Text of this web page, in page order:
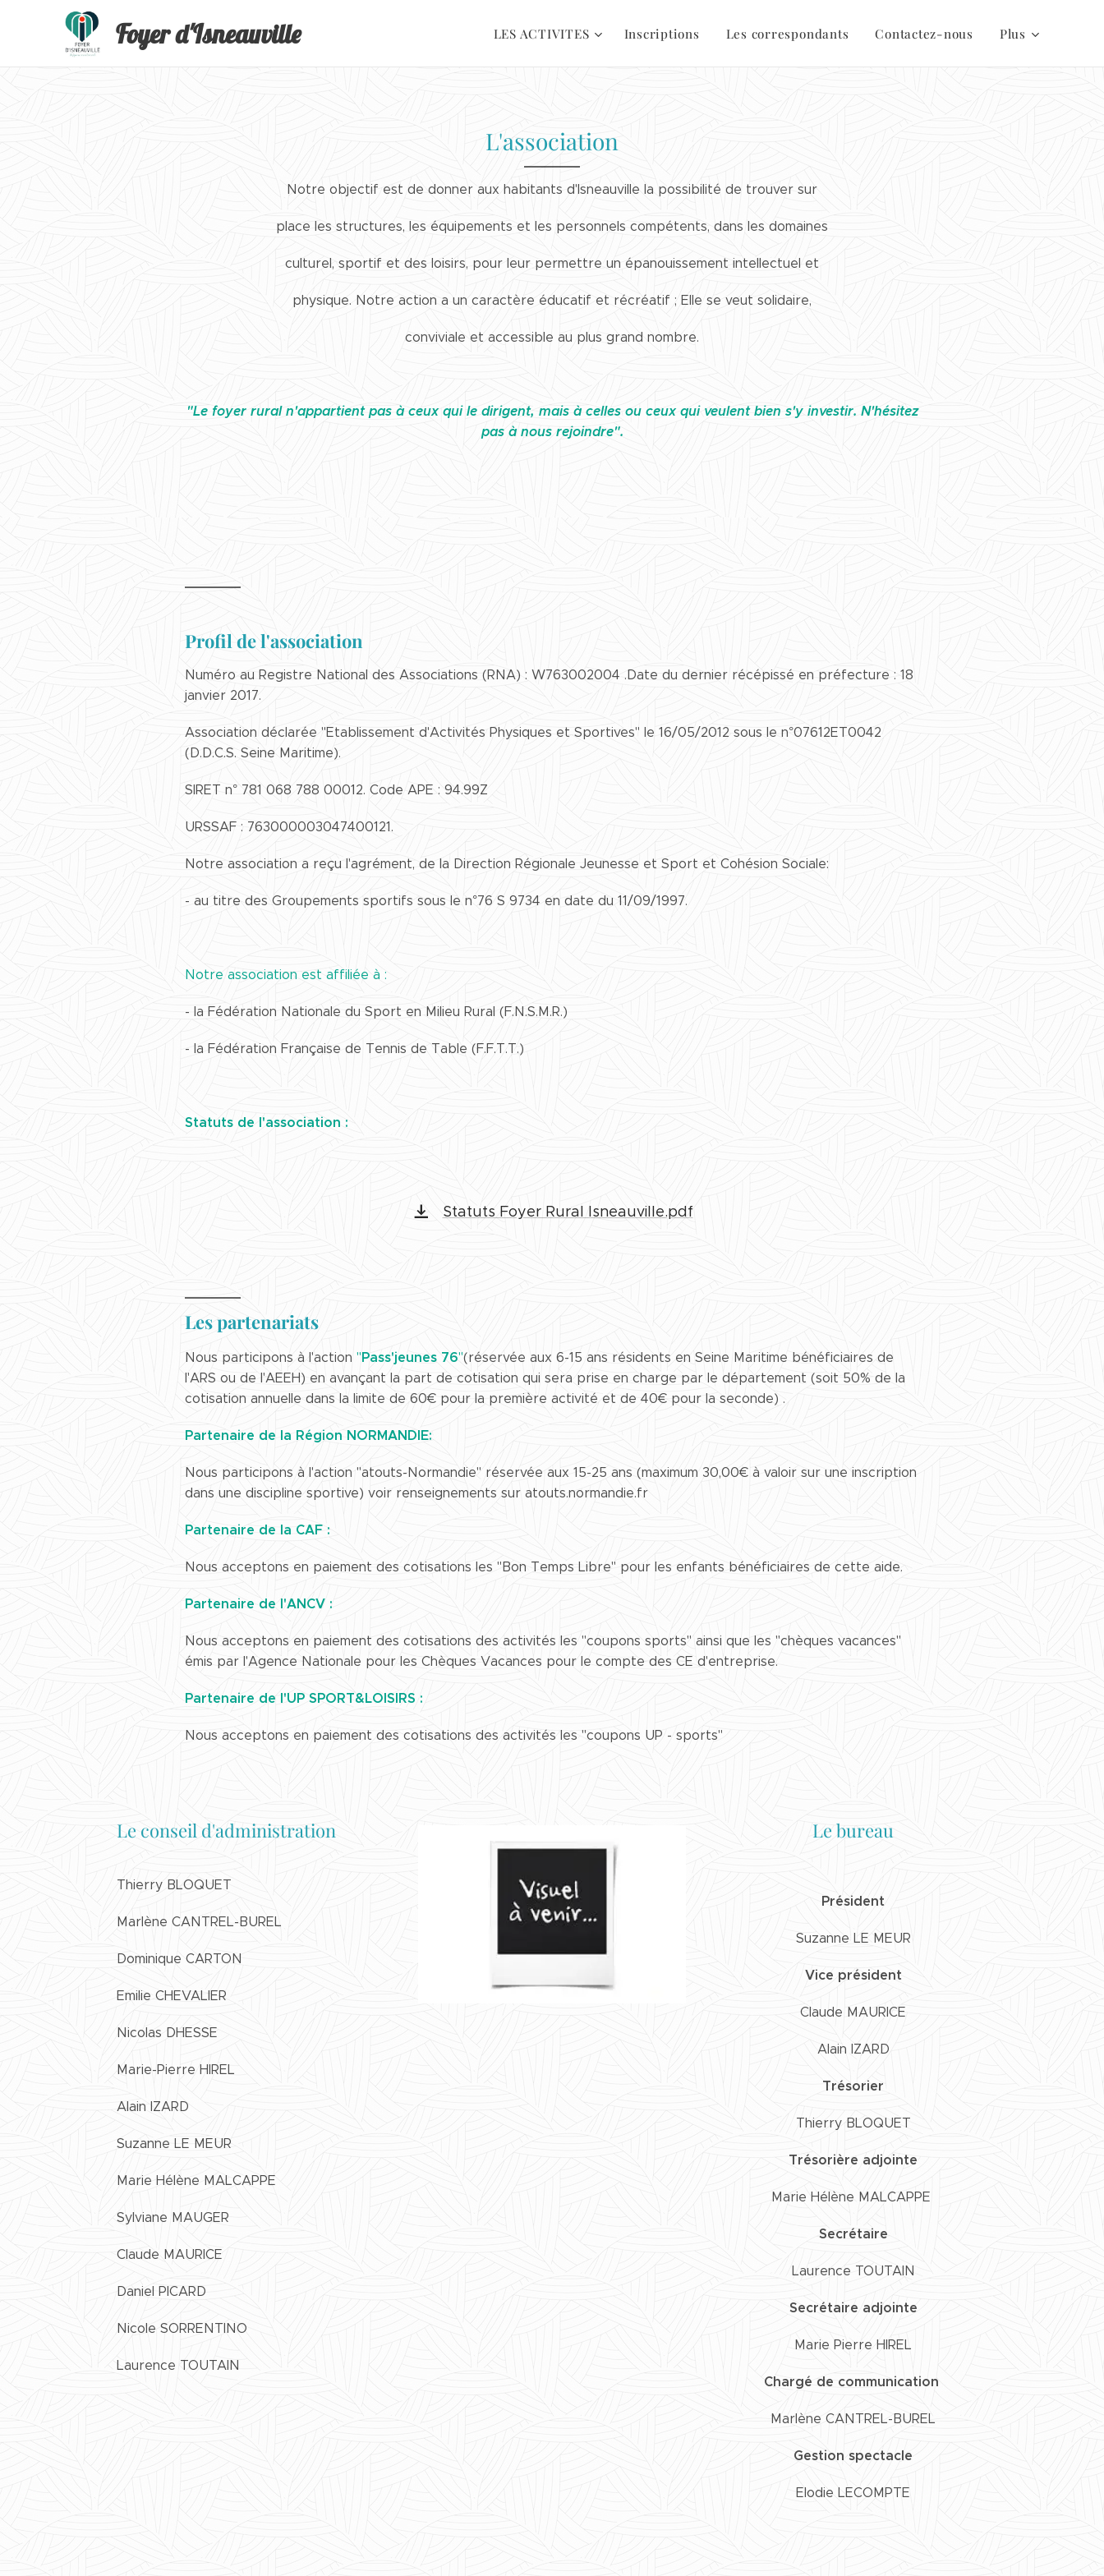
Foyer d'Isneauville LES ACTIVITES Inscriptions Les correspondants Contactez-nous Plus
L'association
Notre objectif est de donner aux habitants d'Isneauville la possibilité de trouver sur
place les structures, les équipements et les personnels compétents, dans les domaines
culturel, sportif et des loisirs, pour leur permettre un épanouissement intellectuel et
physique. Notre action a un caractère éducatif et récréatif ; Elle se veut solidaire,
conviviale et accessible au plus grand nombre.
"Le foyer rural n'appartient pas à ceux qui le dirigent, mais à celles ou ceux qui veulent bien s'y investir. N'hésitez
pas à nous rejoindre".
Profil de l'association
Numéro au Registre National des Associations (RNA) : W763002004 .Date du dernier récépissé en préfecture : 18
janvier 2017.
Association déclarée "Etablissement d'Activités Physiques et Sportives" le 16/05/2012 sous le n°07612ET0042
(D.D.C.S. Seine Maritime).
SIRET n° 781 068 788 00012. Code APE : 94.99Z
URSSAF : 763000003047400121.
Notre association a reçu l'agrément, de la Direction Régionale Jeunesse et Sport et Cohésion Sociale:
- au titre des Groupements sportifs sous le n°76 S 9734 en date du 11/09/1997.
Notre association est affiliée à :
- la Fédération Nationale du Sport en Milieu Rural (F.N.S.M.R.)
- la Fédération Française de Tennis de Table (F.F.T.T.)
Statuts de l'association :
Statuts Foyer Rural Isneauville.pdf
Les partenariats
Nous participons à l'action "Pass'jeunes 76"(réservée aux 6-15 ans résidents en Seine Maritime bénéficiaires de
l'ARS ou de l'AEEH) en avançant la part de cotisation qui sera prise en charge par le département (soit 50% de la
cotisation annuelle dans la limite de 60€ pour la première activité et de 40€ pour la seconde) .
Partenaire de la Région NORMANDIE:
Nous participons à l'action "atouts-Normandie" réservée aux 15-25 ans (maximum 30,00€ à valoir sur une inscription
dans une discipline sportive) voir renseignements sur atouts.normandie.fr
Partenaire de la CAF :
Nous acceptons en paiement des cotisations les "Bon Temps Libre" pour les enfants bénéficiaires de cette aide.
Partenaire de l'ANCV :
Nous acceptons en paiement des cotisations des activités les "coupons sports" ainsi que les "chèques vacances"
émis par l'Agence Nationale pour les Chèques Vacances pour le compte des CE d'entreprise.
Partenaire de l'UP SPORT&LOISIRS :
Nous acceptons en paiement des cotisations des activités les "coupons UP - sports"
Le conseil d'administration
Thierry BLOQUET
Marlène CANTREL-BUREL
Dominique CARTON
Emilie CHEVALIER
Nicolas DHESSE
Marie-Pierre HIREL
Alain IZARD
Suzanne LE MEUR
Marie Hélène MALCAPPE
Sylviane MAUGER
Claude MAURICE
Daniel PICARD
Nicole SORRENTINO
Laurence TOUTAIN
Le bureau
Président
Suzanne LE MEUR
Vice président
Claude MAURICE
Alain IZARD
Trésorier
Thierry BLOQUET
Trésorière adjointe
Marie Hélène MALCAPPE
Secrétaire
Laurence TOUTAIN
Secrétaire adjointe
Marie Pierre HIREL
Chargé de communication
Marlène CANTREL-BUREL
Gestion spectacle
Elodie LECOMPTE